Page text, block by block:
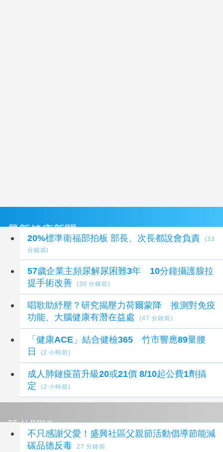
最新健康新聞
20%標準衛福部拍板 部長、次長都說會負責
(33
分鐘前)
57歲企業主頻尿解尿困難3年 10分鐘攝護腺拉
提手術改善
(36 分鐘前)
唱歌助紓壓？研究揭壓力荷爾蒙降 推測對免疫
功能、大腦健康有潛在益處
(47 分鐘前)
「健康ACE」結合健檢365 竹市響應89量腰
日
(2 小時前)
成人肺鏈疫苗升級20或21價 8/10起公費1劑搞
定
(2 小時前)
延伸閱讀
不只感謝父愛！盛興社區父親節活動倡導節能減
碳品德反毒
27 分鐘前